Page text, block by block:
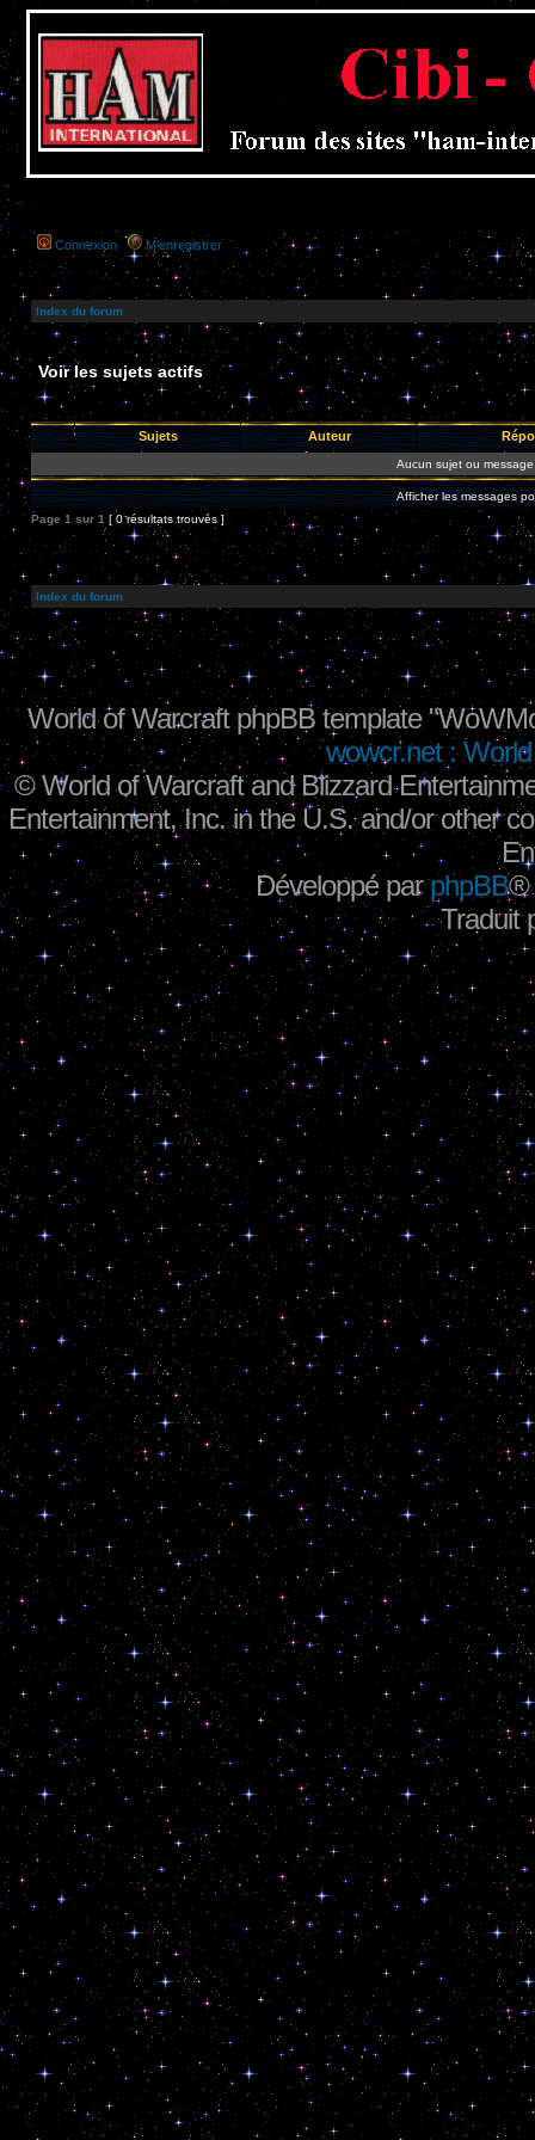
Connexion M’enregistrer
Index du forum
Voir les sujets actifs
Sujets Auteur
Aucun sujet ou
Afficher les messages
Page 1 sur 1 [ 0 résultats trouvés ]
Index du forum
World of Warcraft phpBB template
wowcr.net :
©World of Warcraft and Blizzard
Entertainment, Inc. in the U.S. and/or other
Développé parphpBB®
Traduit